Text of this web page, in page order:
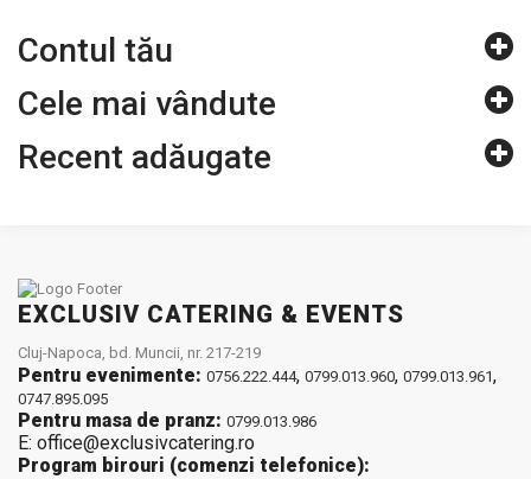
Contul tău
Cele mai vândute
Recent adăugate
EXCLUSIV CATERING & EVENTS
Cluj-Napoca, bd. Muncii, nr. 217-219
Pentru evenimente: 0756.222.444, 0799.013.960, 0799.013.961,
0747.895.095
Pentru masa de pranz: 0799.013.986
E: office@exclusivcatering.ro
Program birouri (comenzi telefonice):